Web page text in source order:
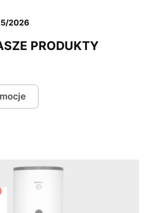
2026
PRODUKTY
w koszyku: 0. Zobacz szczegóły